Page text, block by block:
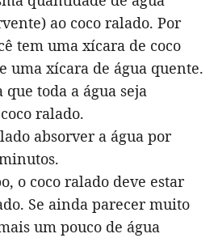
ao coco ralado. Por
tem uma xícara de coco
uma xícara de água quente.
toda a água seja
ralado.
absorver a água por
o coco ralado deve estar
Se ainda parecer muito
um pouco de água